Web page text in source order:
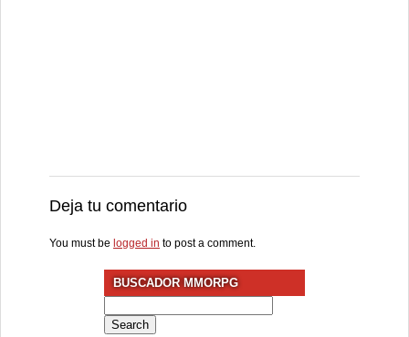
Deja tu comentario
You must be logged in to post a comment.
BUSCADOR MMORPG
for: